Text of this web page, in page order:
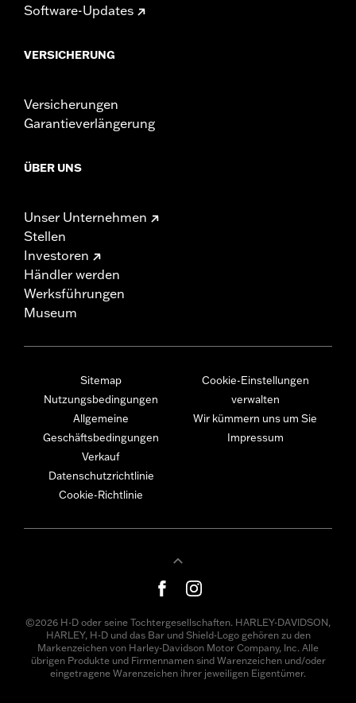
Software-Updates
VERSICHERUNG
Versicherungen
Garantieverlängerung
ÜBER UNS
Unser Unternehmen
Stellen
Investoren
Händler werden
Werksführungen
Museum
Sitemap
Nutzungsbedingungen
Allgemeine
Geschäftsbedingungen
Verkauf
Datenschutzrichtlinie
Cookie-Richtlinie
Cookie-Einstellungen
verwalten
Wir kümmern uns um Sie
Impressum
©2026 H-D oder seine Tochtergesellschaften. HARLEY-DAVIDSON,
HARLEY, H-D und das Bar und Shield-Logo gehören zu den
Markenzeichen von Harley-Davidson Motor Company, Inc. Alle
übrigen Produkte und Firmennamen sind Warenzeichen und/oder
eingetragene Warenzeichen ihrer jeweiligen Eigentümer.